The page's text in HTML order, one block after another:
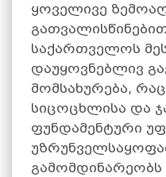
ყოველივე
საქართველოს
დაუყოვნებლივ
მომსახურება,
სიცოცხლისა და
ფუნდამენტური